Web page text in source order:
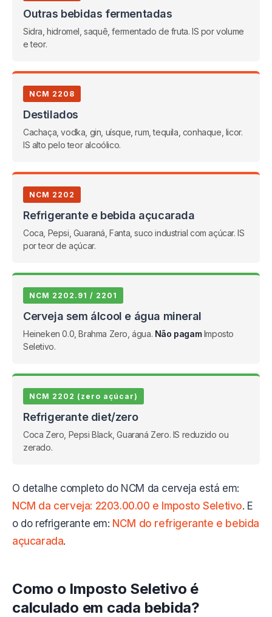
Outras bebidas fermentadas
Sidra, hidromel, saquê, fermentado de fruta. IS por volume
e teor.
NCM 2208
Destilados
Cachaça, vodka, gin, uísque, rum, tequila, conhaque, licor.
IS alto pelo teor alcoólico.
NCM 2202
Refrigerante e bebida açucarada
Coca, Pepsi, Guaraná, Fanta, suco industrial com açúcar. IS
por teor de açúcar.
NCM 2202.91 / 2201
Cerveja sem álcool e água mineral
Heineken 0.0, Brahma Zero, água. Não pagamImposto
Seletivo.
NCM 2202 (zero açúcar)
Refrigerante diet/zero
Coca Zero, Pepsi Black, Guaraná Zero. IS reduzido ou
zerado.
O detalhe completo do NCM da cerveja está em:
NCM da cerveja: 2203.00.00 e Imposto Seletivo. E
o do refrigerante em: NCM do refrigerante e bebida
açucarada.
Como o Imposto Seletivo é
calculado em cada bebida?